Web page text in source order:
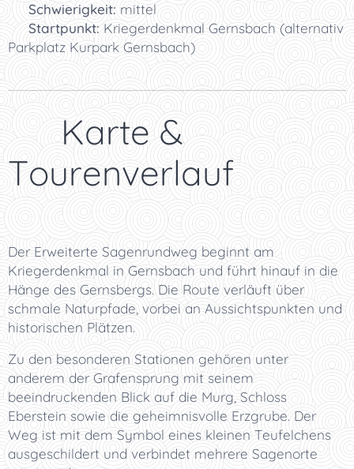
Schwierigkeit: mittel
Startpunkt: Kriegerdenkmal Gernsbach (alternativ
Parkplatz Kurpark Gernsbach)
🗺️ Karte &
Tourenverlauf
Der Erweiterte Sagenrundweg beginnt am
Kriegerdenkmal in Gernsbach und führt hinauf in die
Hänge des Gernsbergs. Die Route verläuft über
schmale Naturpfade, vorbei an Aussichtspunkten und
historischen Plätzen.
Zu den besonderen Stationen gehören unter
anderem der Grafensprung mit seinem
beeindruckenden Blick auf die Murg, Schloss
Eberstein sowie die geheimnisvolle Erzgrube. Der
Weg ist mit dem Symbol eines kleinen Teufelchens
ausgeschildert und verbindet mehrere Sagenorte